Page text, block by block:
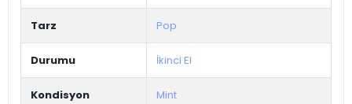
Tarz Pop
Durumu İkinci El
Kondisyon Mint